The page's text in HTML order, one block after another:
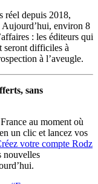
réel depuis 2018,
Aujourd’hui, environ 8
: les éditeurs qui
seront difficiles à
à l’aveugle.
sans
au moment où
un clic et lancez vos
votre compte Rodz
nouvelles